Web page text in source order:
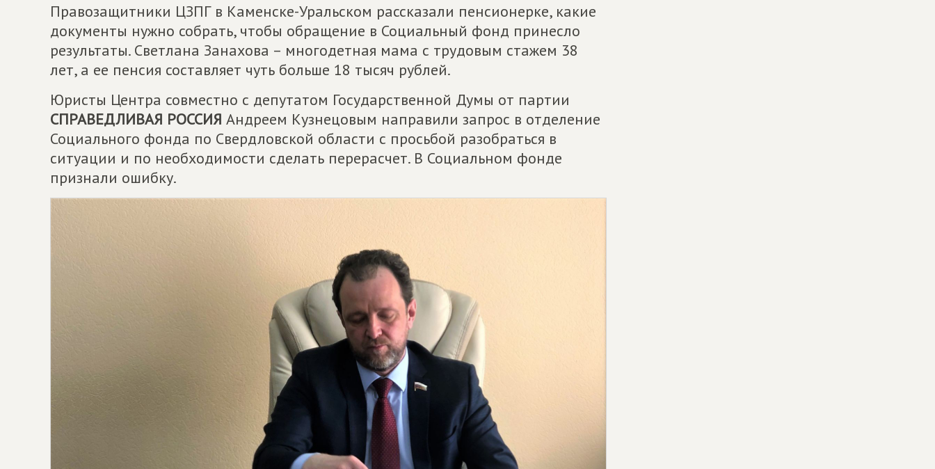
Правозащитники ЦЗПГ в Каменске-Уральском рассказали пенсионерке, какие
документы нужно собрать, чтобы обращение в Социальный фонд принесло
результаты. Светлана Занахова – многодетная мама с трудовым стажем 38
лет, а ее пенсия составляет чуть больше 18 тысяч рублей.
Юристы Центра совместно с депутатом Государственной Думы от партии
СПРАВЕДЛИВАЯ РОССИЯ Андреем Кузнецовым направили запрос в отделение
Социального фонда по Свердловской области с просьбой разобраться в
ситуации и по необходимости сделать перерасчет. В Социальном фонде
признали ошибку.